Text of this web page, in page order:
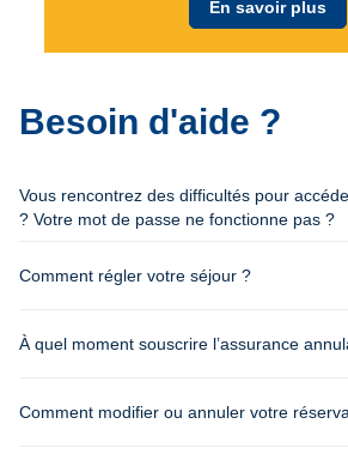
En savoir plus
Besoin d'aide ?
Vous rencontrez des difficultés pour
? Votre mot de passe ne fonctionne pas ?
Comment régler votre séjour ?
À quel moment souscrire l’assurance
Comment modifier ou annuler votre